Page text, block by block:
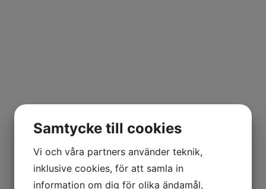
Pirelli Scorpion MX eXTra X
Bakdäck Cross/Enduro
Samtycke till cookies
Vi och våra partners använder teknik,
inklusive cookies, för att samla in
information om dig för olika ändamål,